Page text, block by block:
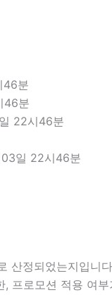
46분
46분
22시46분
일 22시46분
산정되었는지입
프로모션 적용